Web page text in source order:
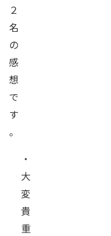
２
名
の
感
想
で
す
。
・
大
変
貴
重